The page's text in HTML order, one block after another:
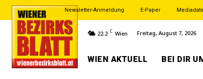
Newsletter-Anmeldung E-Paper
22.2 C Wien Freitag, August 7, 2026
WIEN AKTUELL BEI DIR